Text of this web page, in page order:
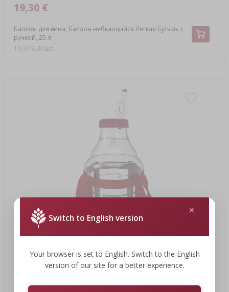
Баллон для вина, Баллон небьющийся Легкая Бутыль с
ручкой, 25 л
19,30 €
19,30 EUR/шт.
15,84 EUR/шт.
Switch to English version
Your browser is set to English. Switch to the English
version of our site for a better experience.